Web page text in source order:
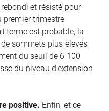
et résisté pour
premier trimestre
terme est probable, la
sommets plus élevés
du seuil de 6 100
du niveau d’extension
positive. Enfin, et ce